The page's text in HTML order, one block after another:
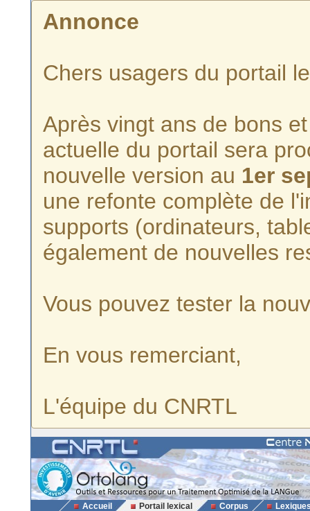
Annonce
Chers usagers du portail
Après vingt ans de bons
actuelle du portail sera
nouvelle version au 1er
une refonte complète de
supports (ordinateurs,
également de nouvelles
Vous pouvez tester la
En vous remerciant,
L'équipe du CNRTL
Accueil Portail lexical Corpus